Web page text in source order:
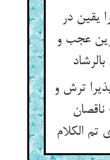
یقین در
عجب و
بالرشاد
ترش و
تم الکلام‏